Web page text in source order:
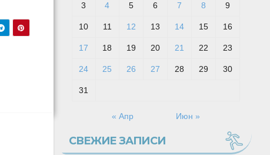
3 4 5 6 7 8 9
10 11 12 13 14 15 16
17 18 19 20 21 22 23
24 25 26 27 28 29 30
31
« Апр Июн »
СВЕЖИЕ ЗАПИСИ